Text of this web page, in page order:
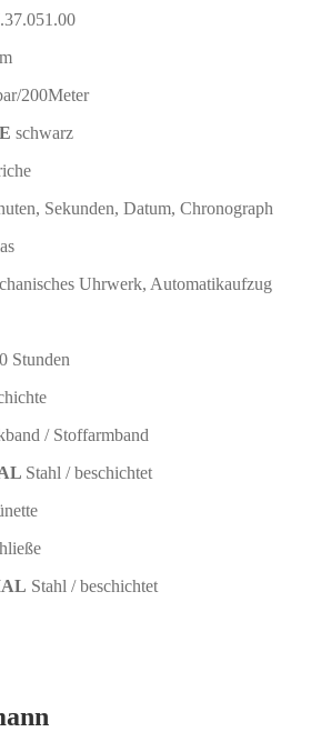
200Meter
schwarz
Sekunden, Datum, Chronograph
Uhrwerk, Automatikaufzug
Stunden
/ Stoffarmband
Stahl / beschichtet
Stahl / beschichtet